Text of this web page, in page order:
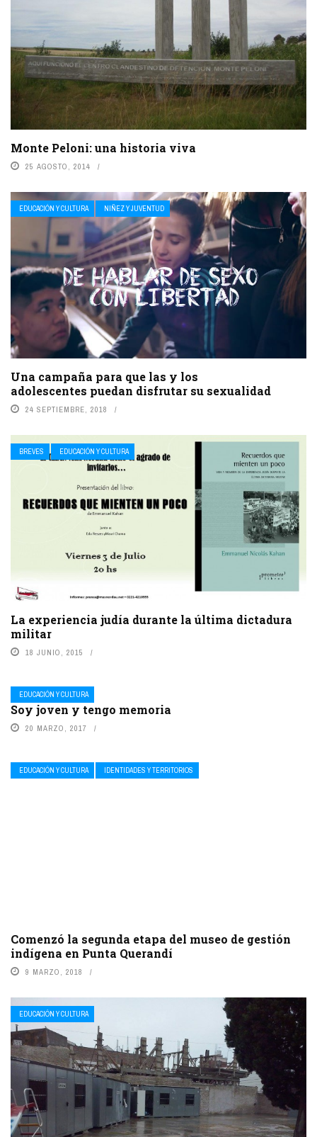
Monte Peloni: una historia viva
25 AGOSTO, 2014
EDUCACIÓN Y CULTURA NIÑEZ Y JUVENTUD
Una campaña para que las y los
adolescentes puedan disfrutar su sexualidad
24 SEPTIEMBRE, 2018
BREVES EDUCACIÓN Y CULTURA
La experiencia judía durante la última dictadura
militar
18 JUNIO, 2015
EDUCACIÓN Y CULTURA
Soy joven y tengo memoria
20 MARZO, 2017
EDUCACIÓN Y CULTURA IDENTIDADES Y TERRITORIOS
Comenzó la segunda etapa del museo de gestión
indígena en Punta Querandí
9 MARZO, 2018
EDUCACIÓN Y CULTURA